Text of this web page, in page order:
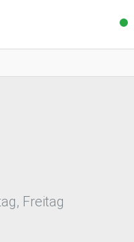
Freitag